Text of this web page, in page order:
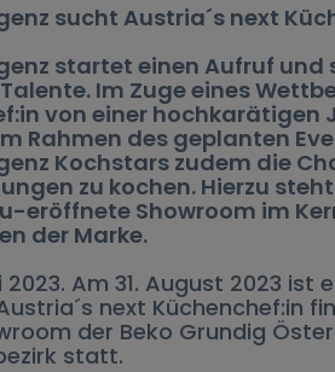
sucht Austria´s next
startet einen Aufruf und
Im Zuge eines
von einer hochkarätigen
Rahmen des geplanten
Kochstars zudem die
zu kochen. Hierzu
eröffnete Showroom im
der Marke.
2023. Am 31. August 2023 ist
next Küchenchef:in
der Beko Grundig
statt.